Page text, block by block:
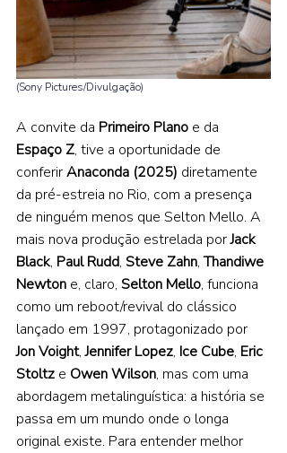
(Sony Pictures/Divulgação)
A convite da Primeiro Plano e da
Espaço Z, tive a oportunidade de
conferir Anaconda (2025) diretamente
da pré-estreia no Rio, com a presença
de ninguém menos que Selton Mello. A
mais nova produção estrelada por Jack
Black, Paul Rudd, Steve Zahn, Thandiwe
Newton e, claro, Selton Mello, funciona
como um reboot/revival do clássico
lançado em 1997, protagonizado por
Jon Voight, Jennifer Lopez, Ice Cube, Eric
Stoltz e Owen Wilson, mas com uma
abordagem metalinguística: a história se
passa em um mundo onde o longa
original existe. Para entender melhor